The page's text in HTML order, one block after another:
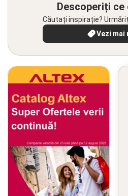
Descoperiți ce
Căutați inspirație?
Vezi mai